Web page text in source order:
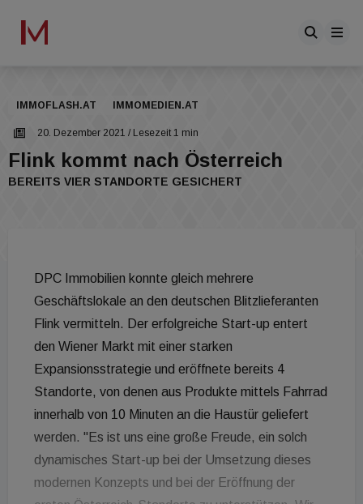
IMMOFLASH.AT IMMOMEDIEN.AT
20. Dezember 2021 / Lesezeit 1 min
Flink kommt nach Österreich
BEREITS VIER STANDORTE GESICHERT
DPC Immobilien konnte gleich mehrere
Geschäftslokale an den deutschen Blitzlieferanten
Flink vermitteln. Der erfolgreiche Start-up entert
den Wiener Markt mit einer starken
Expansionsstrategie und eröffnete bereits 4
Standorte, von denen aus Produkte mittels Fahrrad
innerhalb von 10 Minuten an die Haustür geliefert
werden. "Es ist uns eine große Freude, ein solch
dynamisches Start-up bei der Umsetzung dieses
modernen Konzepts und bei der Eröffnung der